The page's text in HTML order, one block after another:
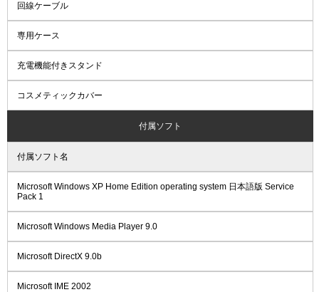
回線ケーブル
専用ケース
充電機能付きスタンド
コスメティックカバー
付属ソフト
付属ソフト名
Microsoft Windows XP Home Edition operating system 日本語版 Service
Pack 1
Microsoft Windows Media Player 9.0
Microsoft DirectX 9.0b
Microsoft IME 2002